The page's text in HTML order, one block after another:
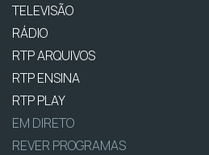
TELEVISÃO
RÁDIO
RTP ARQUIVOS
RTP ENSINA
RTP PLAY
EM DIRETO
REVER PROGRAMAS